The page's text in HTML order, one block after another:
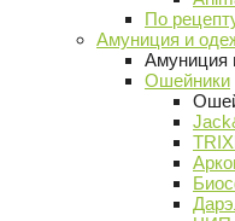
По
Амуниция и
Амуниция
Ошейники